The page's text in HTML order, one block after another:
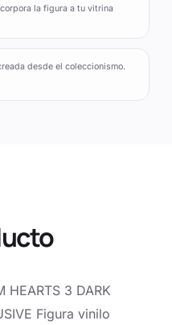
la figura a tu vitrina
desde el coleccionismo.
HEARTS 3 DARK
Figura vinilo